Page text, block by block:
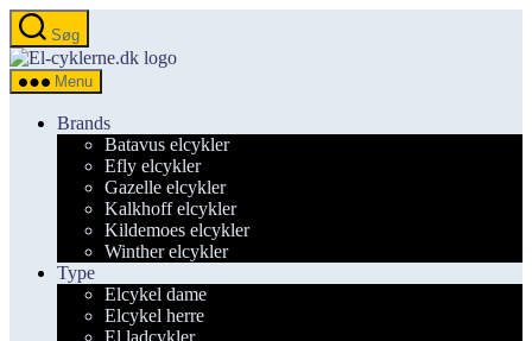
Spring
til
indholdet
Søg
el-
Menu
Brands
Batavus elcykler
Efly elcykler
Gazelle elcykler
Kalkhoff elcykler
Kildemoes elcykler
Winther elcykler
Type
Elcykel dame
Elcykel herre
El ladcykler